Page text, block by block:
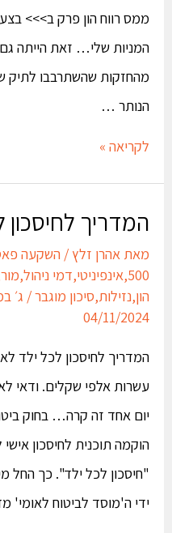
ממס רווח הון פרק ב>>>
המניות שלי… זאת הייתה
מהחזקות שהשתרבבו לתיק
הנותר …
לקריאה »
המדריך לחיסכון
מאתאהרן זלץ/השקעה
500
,אינפיניטי,דמי ניהול,מור,
הון,נזילות,סיכון מוגבר/ג׳
04/11/2024
המדריך לחיסכון לכל ילד
עשרות אלפי שקלים. ודאי
יום אחד זה קרה… בחוק
הוקמה תוכנית לחיסכון
ידי ה'מוסד לביטוח לאומי' מדי